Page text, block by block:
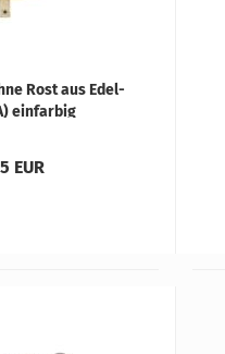
Rost aus Edel­
ein­far­big
EUR